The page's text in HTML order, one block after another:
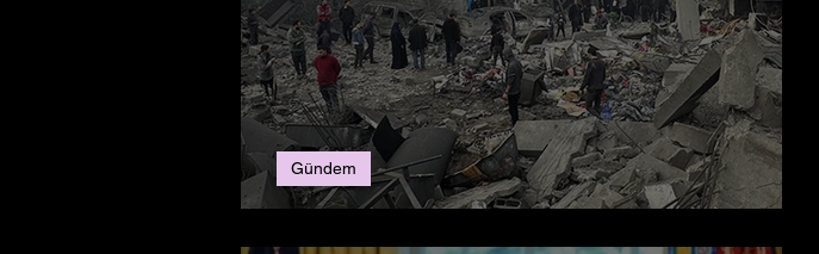
Gazze için Ateşkes Umudu
Gündem